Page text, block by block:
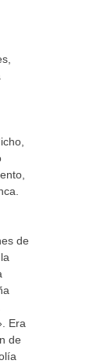
de
Era
de